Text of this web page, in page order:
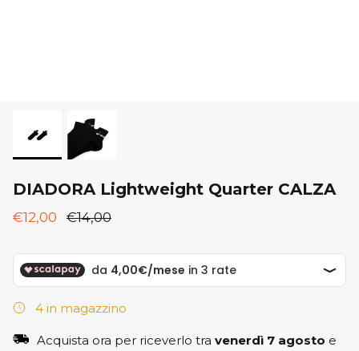
DIADORA Lightweight Quarter CALZA
€12,00 €14,00
4 in magazzino
Acquista ora per riceverlo tra venerdì 7 agosto e